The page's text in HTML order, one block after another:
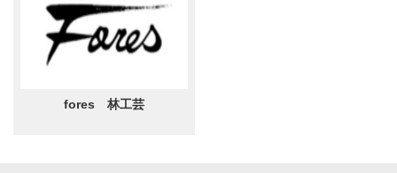
fores 林工芸